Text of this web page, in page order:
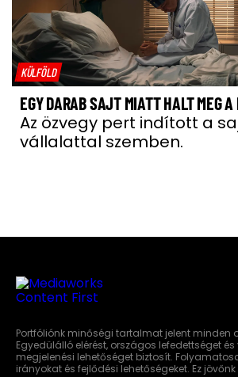
KÜLFÖLD
EGY DARAB SAJT MIATT HALT MEG A
Az özvegy pert indított a
vállalattal szemben.
Portfóliónk minőségi tartalmat jelent minden
Egyedülálló elérést, országos lefedettséget
megjelenési lehetőséget biztosít.
irányokat és fejlődési lehetőségeket. Ez